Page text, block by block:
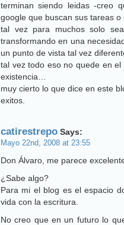
terminan siendo leidas -creo
google que buscan sus tareas
tal vez para muchos solo
transformando en una
un punto de vista tal vez
tal vez todo eso no quede en
existencia…
muy cierto lo que dice en este
exitos.
catirestrepo Says:
Mayo 22nd, 2008 at 23:55
Don Álvaro, me parece
¿Sabe algo?
Para mi el blog es el espacio
vida con la escritura.
No creo que en un futuro lo